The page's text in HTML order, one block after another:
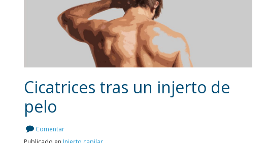
Cicatrices tras un injerto de
pelo
Comentar